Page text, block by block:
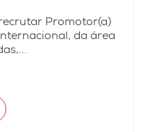
Promotor(a)
da área